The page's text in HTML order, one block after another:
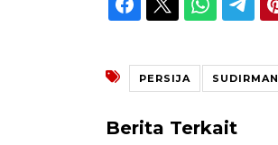
PERSIJA SUDIRMAN
Berita Terkait